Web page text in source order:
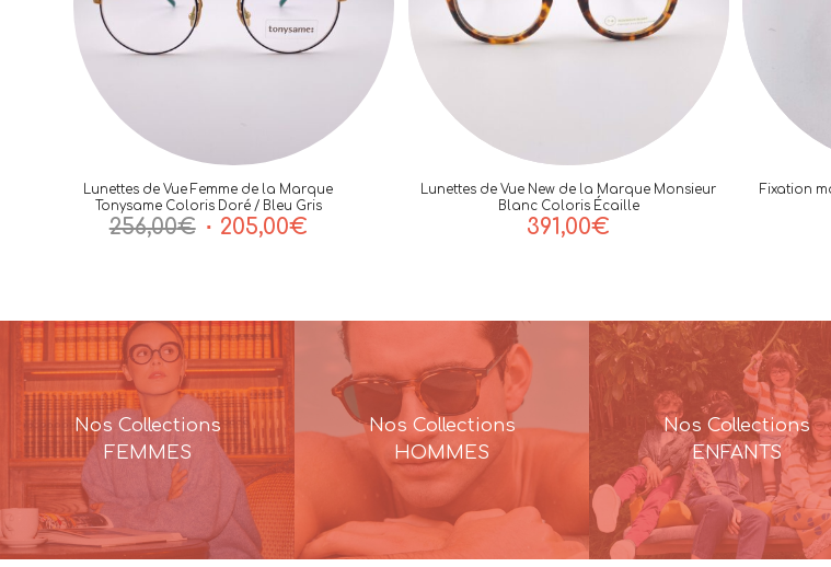
Lunettes de Vue Femme de la Marque
Tonysame Coloris Doré / Bleu Gris
256,00€ Le
256,00€.
205,00€Le
205,00€.
Lunettes de Vue New de la Marque Monsieur
Blanc Coloris Écaille
391,00€
Fixation
Nos Collections
FEMMES
Nos Collections
HOMMES
Nos Collections
ENFANTS